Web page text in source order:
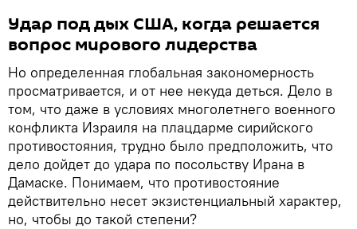
Удар под дых США, когда решается
вопрос мирового лидерства
Но определенная глобальная закономерность
просматривается, и от нее некуда деться. Дело в
том, что даже в условиях многолетнего военного
конфликта Израиля на плацдарме сирийского
противостояния, трудно было предположить, что
дело дойдет до удара по посольству Ирана в
Дамаске. Понимаем, что противостояние
действительно несет экзистенциальный характер,
но, чтобы до такой степени?